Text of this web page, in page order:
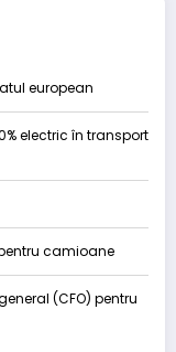
european
electric în transport
camioane
(CFO) pentru